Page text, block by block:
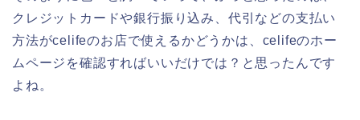
クレジットカードや銀行振り込み、代引などの支払い
方法がcelifeのお店で使えるかどうかは、celifeのホー
ムページを確認すればいいだけでは？と思ったんです
よね。